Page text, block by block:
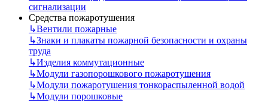
сигнализации
Средства пожаротушения
↳Вентили пожарные
↳Знаки и плакаты пожарной безопасности и охраны
труда
↳Изделия коммутационные
↳Модули газопорошкового пожаротушения
↳Модули пожаротушения тонкораспыленной водой
↳Модули порошковые